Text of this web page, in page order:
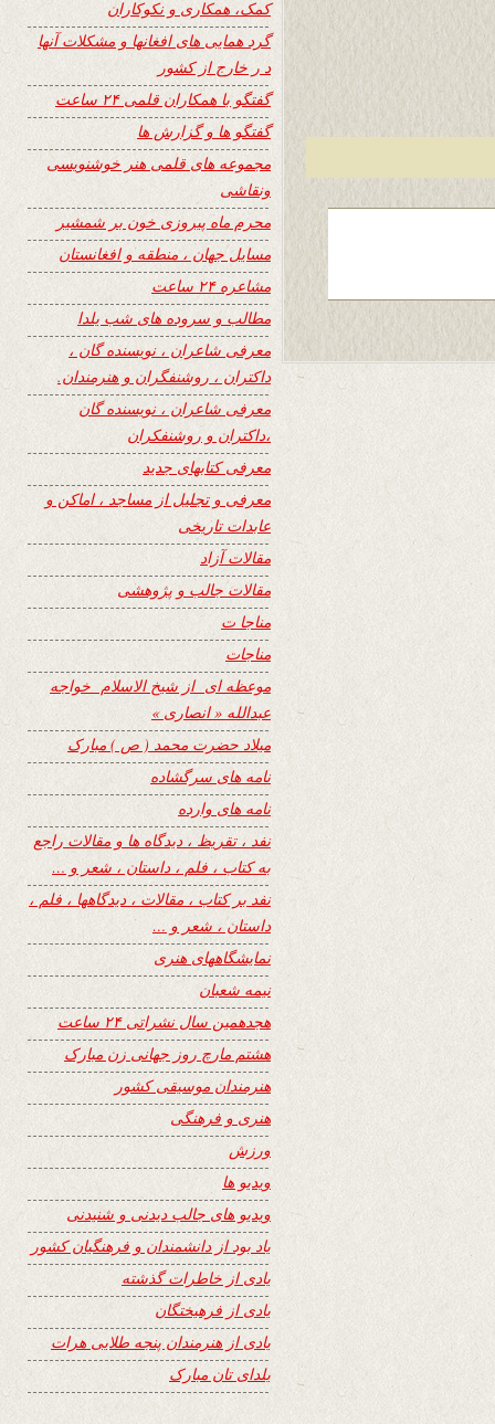
کمک، همکاری و نکوکاران
گرد همایی های افغانها و مشکلات آنها
د ر خارج از کشور
گفتگو با همکاران قلمی ۲۴ ساعت
گفتگو ها و گزارش ها
مجموعه های قلمی هنر خوشنویسی
ونقاشی
محرم ماه پیروزی خون بر شمشیر
مسایل جهان ، منطقه و افغانستان
مشاعره ۲۴ ساعت
مطالب و سروده های شب یلدا
معرفی شاعران ، نویسنده گان ،
داکتران ، روشنفگران و هنرمندان.
معرفی شاعران ، نویسنده گان
،داکتران و روشنفکران
معرفی کتابهای جدید
معرفی و تجلیل از مساجد ، اماکن و
عابدات تاریخی
مقالات آزاد
مقالات جالب و پژوهشی
مناجا ت
مناجات
موعظه ای از شیخ الاسلام خواجه
عبدالله « انصاری »
میلاد حضرت محمد ( ص ) مبارک
نامه های سرگشاده
نامه های وارده
نفد ، تقریظ ، دیدگاه ها و مقالات راجع
به کتاب ، فلم ، داستان ، شعر و …
نفد بر کتاب ، مقالات ، دیدگاهها ، فلم ،
داستان ، شعر و …
نمایشگاههای هنری
نیمه شعبان
هجدهمین سال نشراتی ۲۴ ساعت
هشتم مارچ روز جهانی زن مبارک
هنرمندان موسیقی کشور
هنری و فرهنگی
ورزش
ویدیو ها
ویدیو های جالب دیدنی و شنیدنی
یاد بود از دانشمندان و فرهنگیان کشور
یادی از خاطرات گذشته
یادی از فرهیختگان
یادی از هنرمندان پنجه طلایی هرات
یلدای تان مبارک